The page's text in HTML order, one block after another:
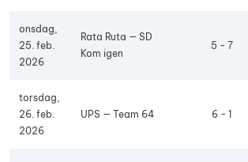
onsdag,
25. feb.
2026
Rata Ruta — SD
Kom igen
5 - 7
torsdag,
26. feb.
2026
UPS — Team 64 6 - 1